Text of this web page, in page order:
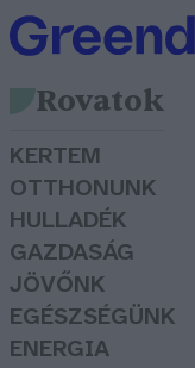
Rovatok
KERTEM
OTTHONUNK
HULLADÉK
GAZDASÁG
JÖVŐNK
EGÉSZSÉGÜNK
ENERGIA